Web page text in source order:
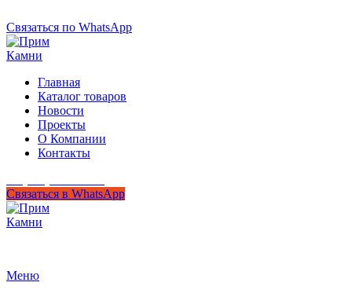
Связаться по WhatsApp
Главная
Каталог товаров
Новости
Проекты
О Компании
Контакты
Связаться в WhatsApp
Меню